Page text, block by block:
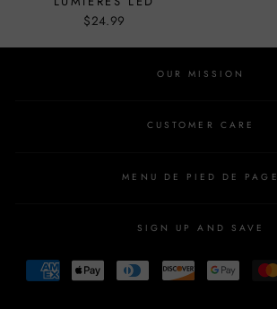
$24.99
OUR MISSION
CUSTOMER CARE
MENU DE PIED DE PAGE
SIGN UP AND SAVE